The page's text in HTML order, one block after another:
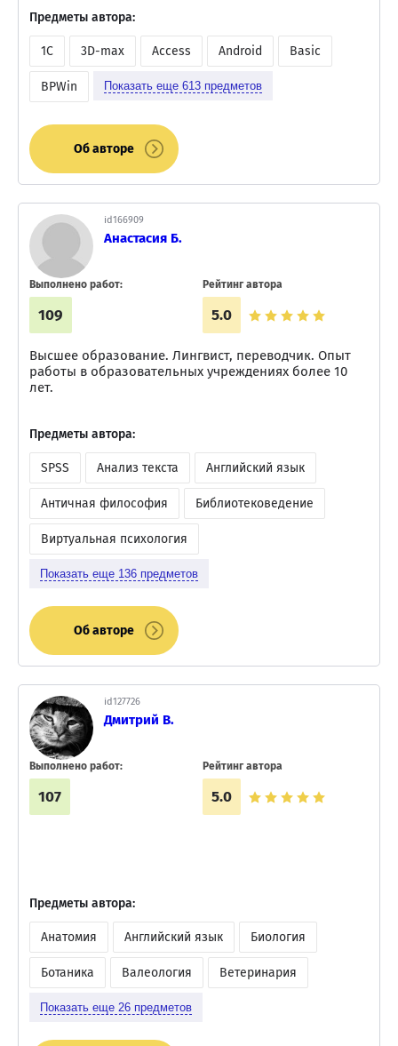
Предметы автора:
1C 3D-max Access Android Basic
BPWin Показать еще 613 предметов
Об авторе
Анастасия Б.
id166909
Выполнено работ:
109
Рейтинг автора
5.0
Высшее образование. Лингвист, переводчик. Опыт
работы в образовательных учреждениях более 10
лет.
Предметы автора:
SPSS Анализ текста Английский язык
Античная философия Библиотековедение
Виртуальная психология
Показать еще 136 предметов
Об авторе
Дмитрий В.
id127726
Выполнено работ:
107
Рейтинг автора
5.0
Предметы автора:
Анатомия Английский язык Биология
Ботаника Валеология Ветеринария
Показать еще 26 предметов